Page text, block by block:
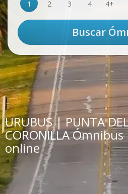
1
2 3 4 4+
URUBUS | PUNTA
CORONILLA
online